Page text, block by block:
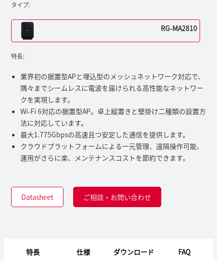
タイプ:
RG-MA2810
特長:
業界初の据置型APと埋込型のメッシュネットワーク対応で、
隅々までシームレスに電波を届けられる高性能なネットワー
クを実現します。
Wi-Fi 6対応の据置型AP。卓上縦置きと壁掛け二種類の設置方
法に対応しています。
最大1.775Gbpsの高速且つ安定した通信を提供します。
クラウドプラットフォームによる一元管理、遠隔操作可能、
運用がさらに楽、メンテナンスコストを節約できます。
Datasheet ご相談・お問い合わせ
特長 仕様 ダウンロード FAQ